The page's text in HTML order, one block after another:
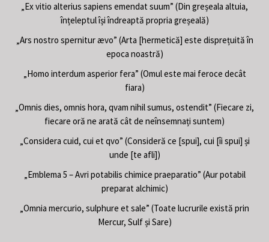
„Ex vitio alterius sapiens emendat suum” (Din greșeala altuia,
înțeleptul își îndreaptă propria greșeală)
„Ars nostro spernitur ævo” (Arta [hermetică] este disprețuită în
epoca noastră)
„Homo interdum asperior fera” (Omul este mai feroce decât
fiara)
„Omnis dies, omnis hora, qvam nihil sumus, ostendit” (Fiecare zi,
fiecare oră ne arată cât de neînsemnați suntem)
„Considera cuid, cui et qvo” (Consideră ce [spui], cui [îi spui] și
unde [te afli])
„Emblema 5 – Avri potabilis chimice praeparatio” (Aur potabil
preparat alchimic)
„Omnia mercurio, sulphure et sale” (Toate lucrurile există prin
Mercur, Sulf și Sare)